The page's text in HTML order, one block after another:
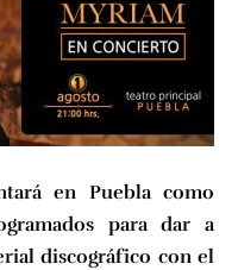
en Puebla como
para dar a
discográfico con el